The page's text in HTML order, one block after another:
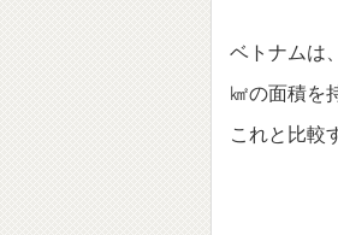
ベトナムは
㎢の面積を
これと比較